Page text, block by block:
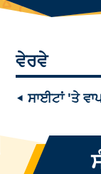
ਵੇਰਵੇ
◂ ਸਾਈਟਾਂ 'ਤੇ